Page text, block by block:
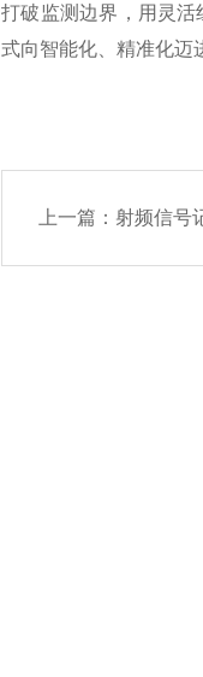
打破监测边界，用灵
式向智能化、精准化迈
上一篇： 射频信号记录